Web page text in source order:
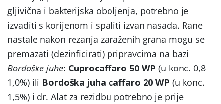
gljivična i bakterijska oboljenja, potrebno je
izvaditi s korijenom i spaliti izvan nasada. Rane
nastale nakon rezanja zaraženih grana mogu se
premazati (dezinficirati) pripravcima na bazi
Bordoške juhe: Cuprocaffaro 50 WP (u konc. 0,8 –
1,0%) ili Bordoška juha caffaro 20 WP (u konc.
1,5%) i dr. Alat za rezidbu potrebno je prije